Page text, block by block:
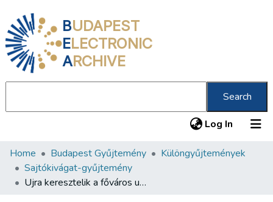
BUDAPEST
ELECTRONIC
ARCHIVE
Search
Log In (current)
Communities & Collections
All of DSpace
Home Budapest Gyűjtemény
Különgyűjtemények
Sajtókivágat-gyűjtemény
Ujra keresztelik a főváros utcáit